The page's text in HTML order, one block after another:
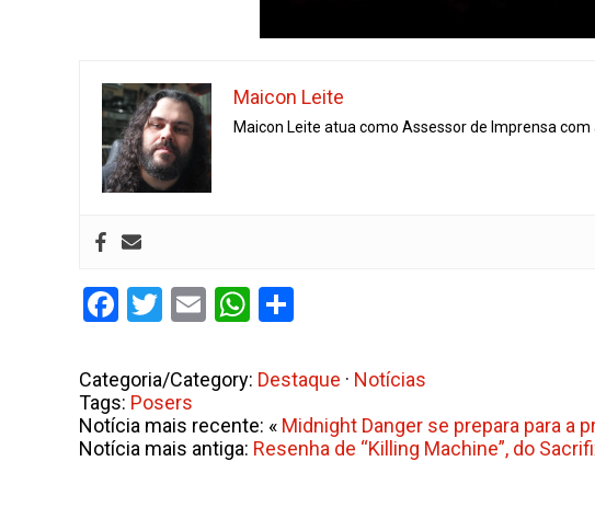
Maicon Leite
Maicon Leite atua como Assessor de Imprensa
Facebook
Twitter
EmailWhatsApp
Categoria/Category: Destaque · Notícias
Tags: Posers
Notícia mais recente: « Midnight Danger se prepara para a
Notícia mais antiga: Resenha de “Killing Machine”, do